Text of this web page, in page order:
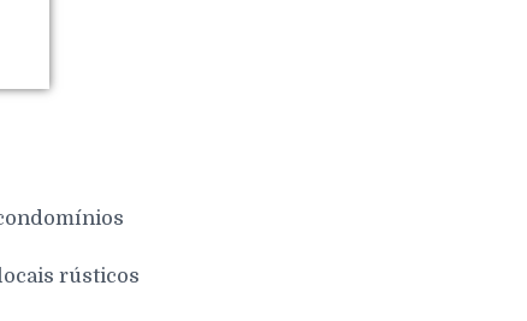
rústicos